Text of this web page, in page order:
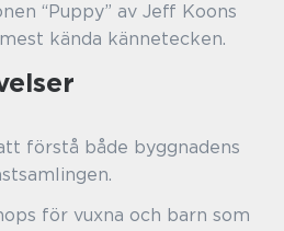
“Puppy” av Jeff Koons
kända kännetecken.
förstå både byggnadens
för vuxna och barn som